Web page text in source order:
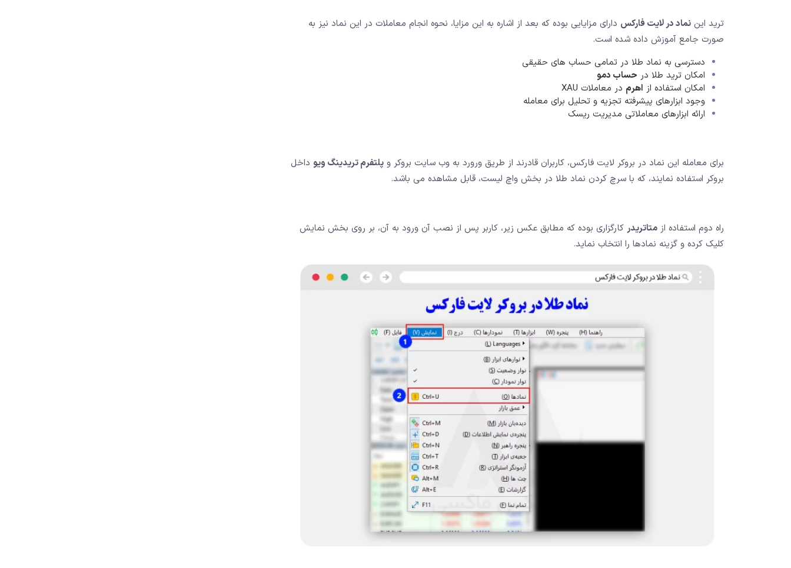
ترید این نماد در لایت فارکس دارای مزایایی بوده که بعد از اشاره به این مزایا، نحوه انجام معاملات در این نماد نیز به
صورت جامع آموزش داده شده است.
دسترسی به نماد طلا در تمامی حساب های حقیقی
امکان ترید طلا در حساب دمو
امکان استفاده از اهرم در معاملات XAU
وجود ابزارهای پیشرفته تجزیه و تحلیل برای معامله
ارائه ابزارهای معاملاتی مدیریت ریسک
برای معامله این نماد در بروکر لایت فارکس، کاربران قادرند از طریق ورورد به وب سایت بروکر و پلتفرم تریدینگ ویو داخل
بروکر استفاده نمایند، که با سرچ کردن نماد طلا در بخش واچ لیست، قابل مشاهده می باشد.
راه دوم استفاده از متاتریدر کارگزاری بوده که مطابق عکس زیر، کاربر پس از نصب آن ورود به آن، بر روی بخش نمایش
کلیک کرده و گزینه نمادها را انتخاب نماید.